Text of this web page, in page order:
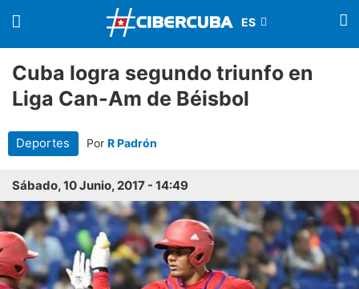
Cuba logra segundo triunfo en
Liga Can-Am de Béisbol
Deportes Por R Padrón
Sábado, 10 Junio, 2017 - 14:49